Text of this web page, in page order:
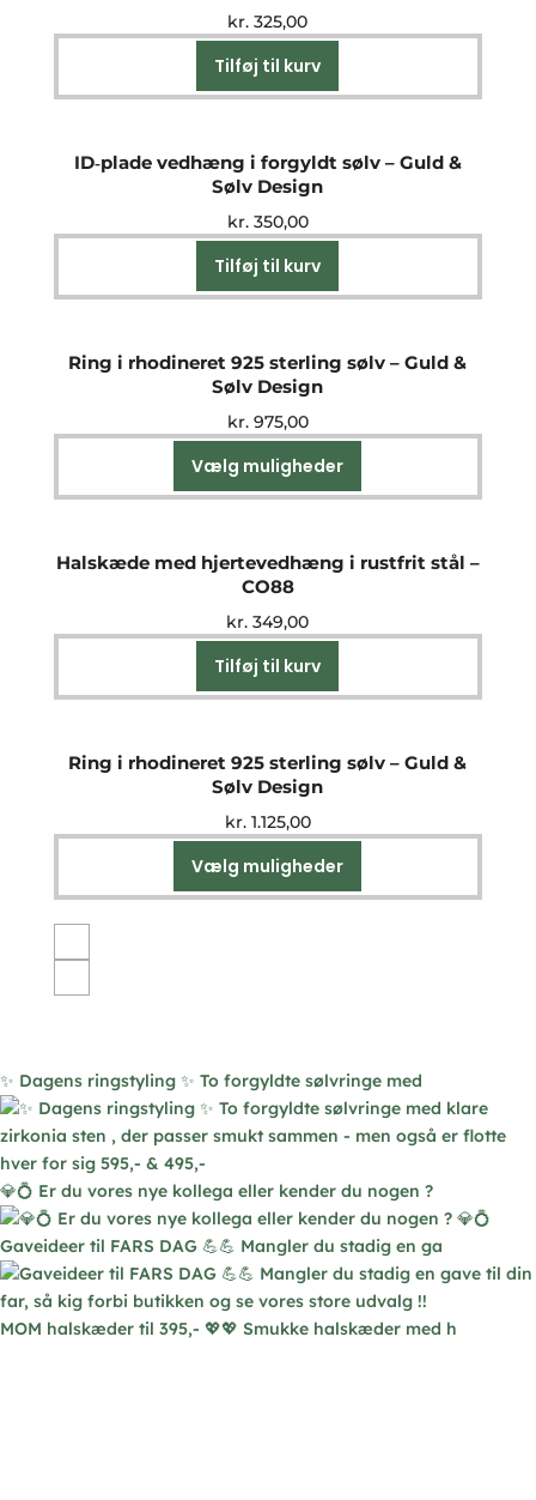
kr. 325,00
Tilføj til kurv
ID‑plade vedhæng i forgyldt sølv – Guld &
Sølv Design
kr.350,00
Tilføj til kurv
Ring i rhodineret 925 sterling sølv – Guld &
Sølv Design
kr.975,00
Vælg muligheder
vare
varianter.
kan
Halskæde med hjertevedhæng i rustfrit stål –
CO88
kr. 349,00
Tilføj til kurv
Ring i rhodineret 925 sterling sølv – Guld &
Sølv Design
kr.1.125,00
Vælg muligheder
vare
på
varesiden
✨ Dagens ringstyling ✨ To forgyldte sølvringe med
💎💍 Er du vores nye kollega eller kender du nogen ?
Gaveideer til FARS DAG 💪💪 Mangler du stadig en ga
MOM halskæder til 395,- 💖💖 Smukke halskæder med h